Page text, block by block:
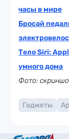
часы в мире
Бросай
Тело Siri:
умного дома
Фото:
Гаджеты